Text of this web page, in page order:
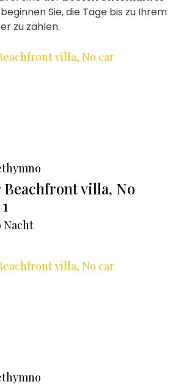
Sie, die Tage bis zu Ihrem
zu zählen.
Beachfront villa, No
Nacht